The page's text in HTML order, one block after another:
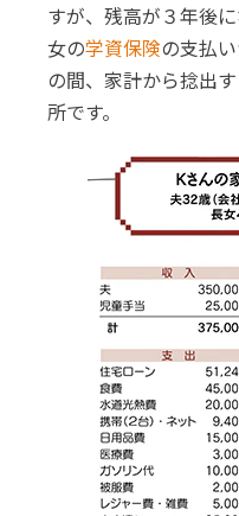
すが、残高が３年後
女の学資保険の支払
の間、家計から捻出
所です。